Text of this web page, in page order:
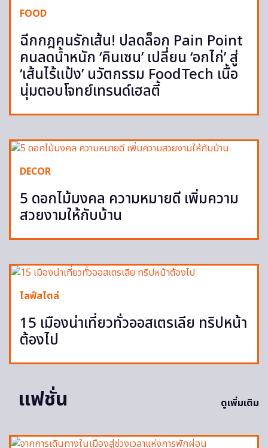
FOOD
ฉีกกฎคนรักเส้น! ปลดล็อก Pain Point
คนลดน้ำหนัก ‘คินเซน’ เปลี่ยน ‘อกไก่’ สู่
‘เส้นไร้แป้ง’ นวัตกรรม FoodTech เนื้อ
นุ่มตอบโจทย์เทรนด์เฮลตี้
DECOR
5 ดอกไม้มงคล ความหมายดี เพิ่มความ
สวยงามให้กับบ้าน
ไลฟ์สไตล์
15 เมืองน่าเที่ยวทั่วออสเตรเลีย ทริปหน้า
ต้องไป
แฟชั่น ดูเพิ่มเติม